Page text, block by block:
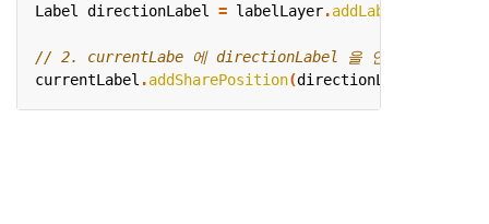
Label
directionLabel = labelLayer.addLabel
currentLabel .addSharePosition(directionLabel